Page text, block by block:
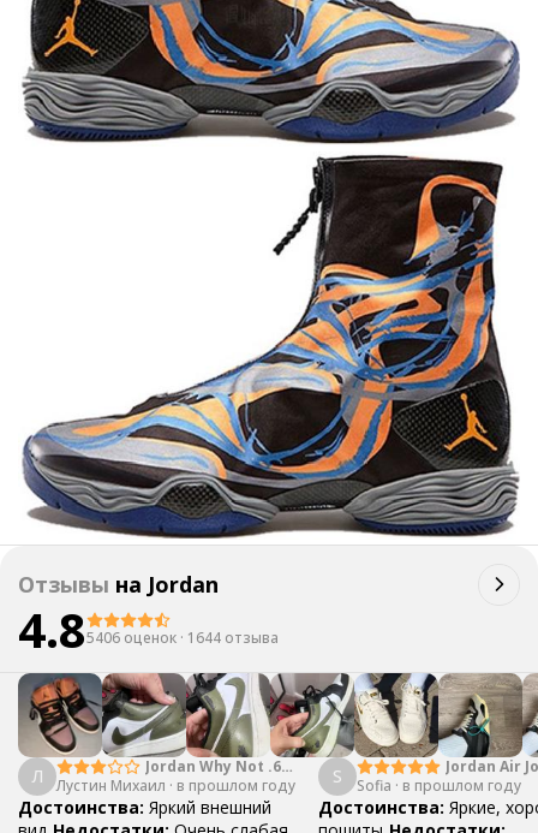
Отзывы на Jordan
4.85406 оценок · 1644 отзыва
Л
Jordan Why Not .6
"Bright Crimson" PF
Лустин Михаил · в прошлом году
Достоинства: Яркий внешний
S
Jordan Air
Mid SE
Sofia · в прошлом году
Достоинства: Яркие,